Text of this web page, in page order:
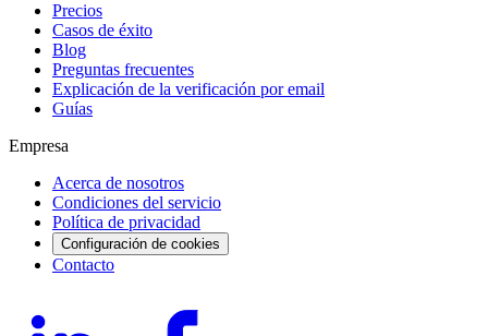
Precios
Casos de éxito
Blog
Preguntas frecuentes
Explicación de la verificación por email
Guías
Empresa
Acerca de nosotros
Condiciones del servicio
Política de privacidad
Configuración de cookies
Contacto